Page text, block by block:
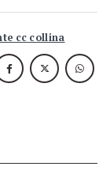
cc collina